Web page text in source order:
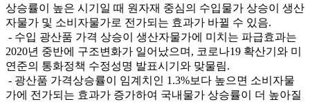
상승률이 높은 시기일 때 원자재 중심의 수입물가 상승이 생산
자물가 및 소비자물가로 전가되는 효과가 바뀔 수 있음.
- 수입 광산품 가격 상승이 생산자물가에 미치는 파급효과는
2020년 중반에 구조변화가 일어났으며, 코로나19 확산기와 미
연준의 통화정책 수정성명 발표시기와 맞물림.
- 광산품 가격상승률이 임계치인 1.3%보다 높으면 소비자물
가에 전가되는 효과가 증가하여 국내물가 상승률이 더 높아질